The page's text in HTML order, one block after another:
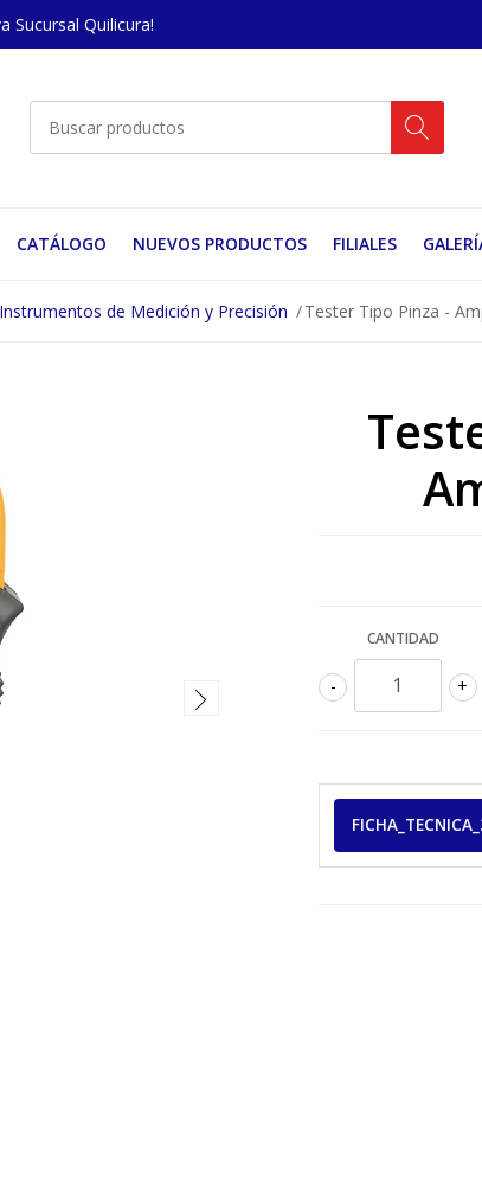
Sucursal Quilicura!
CATÁLOGO NUEVOS PRODUCTOS FILIALES
Instrumentos de Medición y Precisión Tester Tipo Pinza -
CANTIDAD
+
-